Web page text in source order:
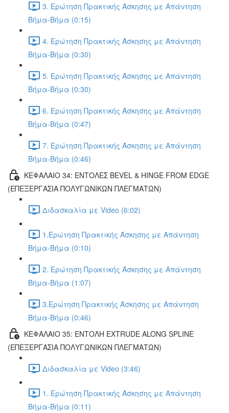
3. Ερώτηση Πρακτικής Άσκησης με Απάντηση
Βήμα-Βήμα (0:15)
4. Ερώτηση Πρακτικής Άσκησης με Απάντηση
Βήμα-Βήμα (0:30)
5. Ερώτηση Πρακτικής Άσκησης με Απάντηση
Βήμα-Βήμα (0:30)
6. Ερώτηση Πρακτικής Άσκησης με Απάντηση
Βήμα-Βήμα (0:47)
7. Ερώτηση Πρακτικής Άσκησης με Απάντηση
Βήμα-Βήμα (0:46)
ΚΕΦΑΛΑΙΟ 34: ΕΝΤΟΛΕΣ BEVEL & HINGE FROM EDGE
(ΕΠΕΞΕΡΓΑΣΙΑ ΠΟΛΥΓΩΝΙΚΩΝ ΠΛΕΓΜΑΤΩΝ)
Διδασκαλία με Video (6:02)
1.Ερώτηση Πρακτικής Άσκησης με Απάντηση
Βήμα-Βήμα (0:10)
2. Ερώτηση Πρακτικής Άσκησης με Απάντηση
Βήμα-Βήμα (1:07)
3.Ερώτηση Πρακτικής Άσκησης με Απάντηση
Βήμα-Βήμα (0:46)
ΚΕΦΑΛΑΙΟ 35: ΕΝΤΟΛΗ EXTRUDE ALONG SPLINE
(ΕΠΕΞΕΡΓΑΣΙΑ ΠΟΛΥΓΩΝΙΚΩΝ ΠΛΕΓΜΑΤΩΝ)
Διδασκαλία με Video (3:46)
1. Ερώτηση Πρακτικής Άσκησης με Απάντηση
Βήμα-Βήμα (0:11)